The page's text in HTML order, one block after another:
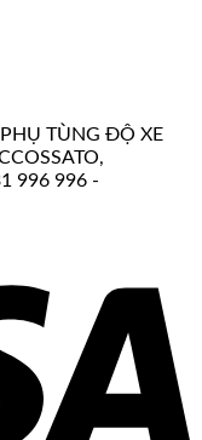
TÙNG ĐỘ XE
996 996 -